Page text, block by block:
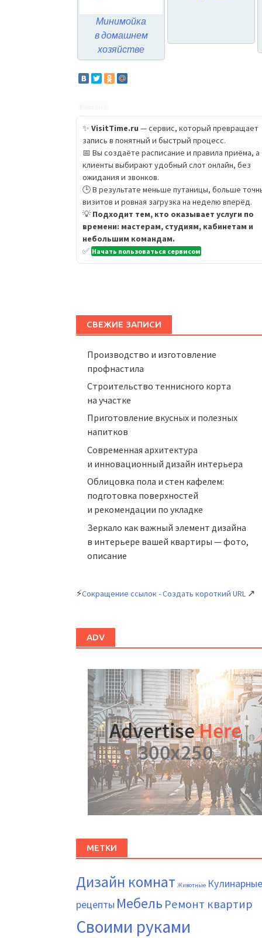
Минимойка
в домашнем
хозяйстве
✨ VisitTime.ru — сервис, который превращает
запись в понятный и быстрый процесс.
📅 Вы создаёте расписание и правила приёма, а
клиенты выбирают удобный слот онлайн, без
ожидания и звонков.
🕒 В результате меньше путаницы, больше
визитов и ровная загрузка на неделю вперёд.
💡 Подходит тем, кто оказывает услуги по
времени: мастерам, студиям, кабинетам и
небольшим командам.
✅ Начать пользоваться сервисом
СВЕЖИЕ ЗАПИСИ
Производство и изготовление
профнастила
Строительство теннисного корта
на участке
Приготовление вкусных и полезных
напитков
Cовременная архитектура
и инновационный дизайн интерьера
Облицовка пола и стен кафелем:
подготовка поверхностей
и рекомендации по укладке
Зеркало как важный элемент дизайна
в интерьере вашей квартиры — фото,
описание
⚡Сокращение ссылок - Создать короткий URL ↗
ADV
МЕТКИ
Дизайн комнат Животные Кулинарные
рецепты Мебель Ремонт квартир
Своими руками